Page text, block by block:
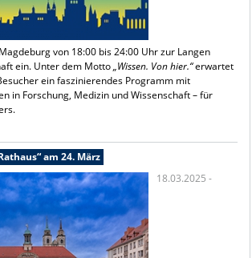
von 18:00 bis 24:00 Uhr zur Langen
ein. Unter dem Motto„Wissen. Von hier.“erwartet
ein faszinierendes Programm mit
in Forschung, Medizin und Wissenschaft – für
am 24. März
18.03.2025 -